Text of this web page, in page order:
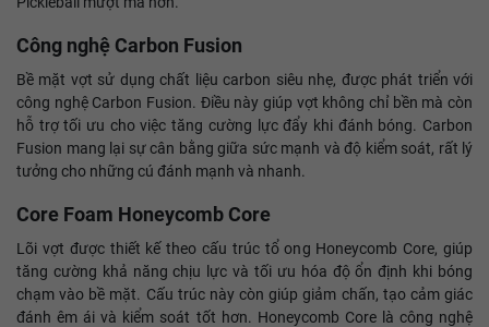
Công nghệ Carbon Fusion
Bề mặt vợt sử dụng chất liệu carbon siêu nhẹ, được phát triển với
công nghệ Carbon Fusion. Điều này giúp vợt không chỉ bền mà còn
hỗ trợ tối ưu cho việc tăng cường lực đẩy khi đánh bóng. Carbon
Fusion mang lại sự cân bằng giữa sức mạnh và độ kiểm soát, rất lý
tưởng cho những cú đánh mạnh và nhanh.
Core Foam Honeycomb Core
Lõi vợt được thiết kế theo cấu trúc tổ ong Honeycomb Core, giúp
tăng cường khả năng chịu lực và tối ưu hóa độ ổn định khi bóng
chạm vào bề mặt. Cấu trúc này còn giúp giảm chấn, tạo cảm giác
đánh êm ái và kiểm soát tốt hơn. Honeycomb Core là công nghệ